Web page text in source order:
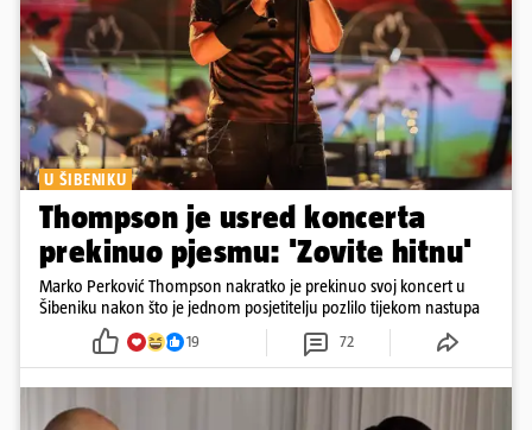
U ŠIBENIKU
Thompson je usred koncerta
prekinuo pjesmu: 'Zovite hitnu'
Marko Perković Thompson nakratko je prekinuo svoj koncert u
Šibeniku nakon što je jednom posjetitelju pozlilo tijekom nastupa
19 72